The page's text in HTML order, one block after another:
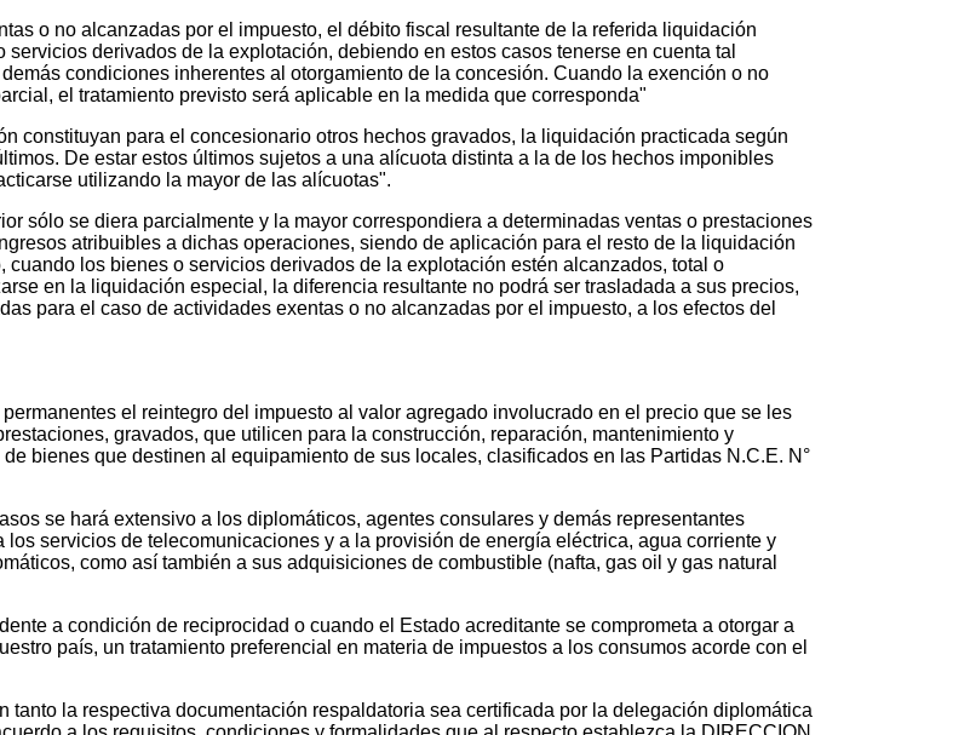
o no alcanzadas por el impuesto, el débito fiscal resultante de la referida liquidación
derivados de la explotación, debiendo en estos casos tenerse en cuenta tal
condiciones inherentes al otorgamiento de la concesión. Cuando la exención o no
el tratamiento previsto será aplicable en la medida que corresponda"
constituyan para el concesionario otros hechos gravados, la liquidación practicada según
De estar estos últimos sujetos a una alícuota distinta a la de los hechos imponibles
utilizando la mayor de las alícuotas".
sólo se diera parcialmente y la mayor correspondiera a determinadas ventas o prestaciones
atribuibles a dichas operaciones, siendo de aplicación para el resto de la liquidación
los bienes o servicios derivados de la explotación estén alcanzados, total o
en la liquidación especial, la diferencia resultante no podrá ser trasladada a sus precios,
para el caso de actividades exentas o no alcanzadas por el impuesto, a los efectos del
el reintegro del impuesto al valor agregado involucrado en el precio que se les
gravados, que utilicen para la construcción, reparación, mantenimiento y
bienes que destinen al equipamiento de sus locales, clasificados en las Partidas N.C.E. N°
se hará extensivo a los diplomáticos, agentes consulares y demás representantes
servicios de telecomunicaciones y a la provisión de energía eléctrica, agua corriente y
como así también a sus adquisiciones de combustible (nafta, gas oil y gas natural
a condición de reciprocidad o cuando el Estado acreditante se comprometa a otorgar a
país, un tratamiento preferencial en materia de impuestos a los consumos acorde con el
tanto la respectiva documentación respaldatoria sea certificada por la delegación diplomática